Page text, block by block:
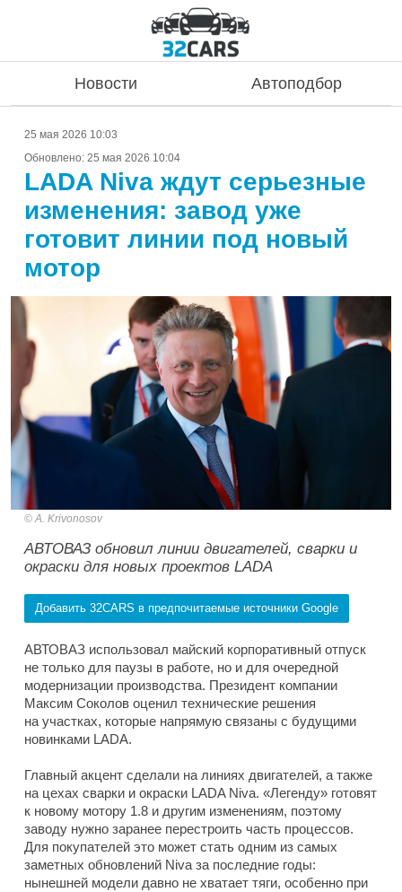
Новости Автоподбор
25 мая 2026 10:03
Обновлено: 25 мая 2026 10:04
LADA Niva ждут серьезные
изменения: завод уже
готовит линии под новый
мотор
A. Krivonosov
АВТОВАЗ обновил линии двигателей, сварки и
окраски для новых проектов LADA
Добавить 32CARS в предпочитаемые источники Google
АВТОВАЗ использовал майский корпоративный отпуск
не только для паузы в работе, но и для очередной
модернизации производства. Президент компании
Максим Соколов оценил технические решения
на участках, которые напрямую связаны с будущими
новинками LADA.
Главный акцент сделали на линиях двигателей, а также
на цехах сварки и окраски LADA Niva. «Легенду» готовят
к новому мотору 1.8 и другим изменениям, поэтому
заводу нужно заранее перестроить часть процессов.
Для покупателей это может стать одним из самых
заметных обновлений Niva за последние годы:
нынешней модели давно не хватает тяги, особенно при